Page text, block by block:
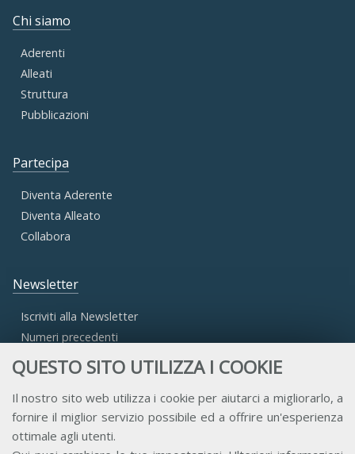
QUESTO SITO UTILIZZA I COOKIE
Il nostro sito web utilizza i cookie per aiutarci a migliorarlo, a
fornire il miglior servizio possibile ed a offrire un'esperienza
ottimale agli utenti.
Chi siamo
Aderenti
Alleati
Struttura
Pubblicazioni
Partecipa
Diventa Aderente
Diventa Alleato
Collabora
Newsletter
Iscriviti alla Newsletter
Numeri precedenti
Accesso Aderenti
Accesso Consulta